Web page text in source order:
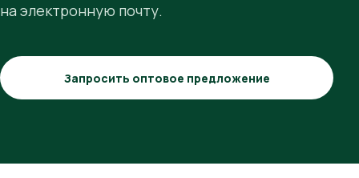
на электронную почту.
Запросить оптовое предложение